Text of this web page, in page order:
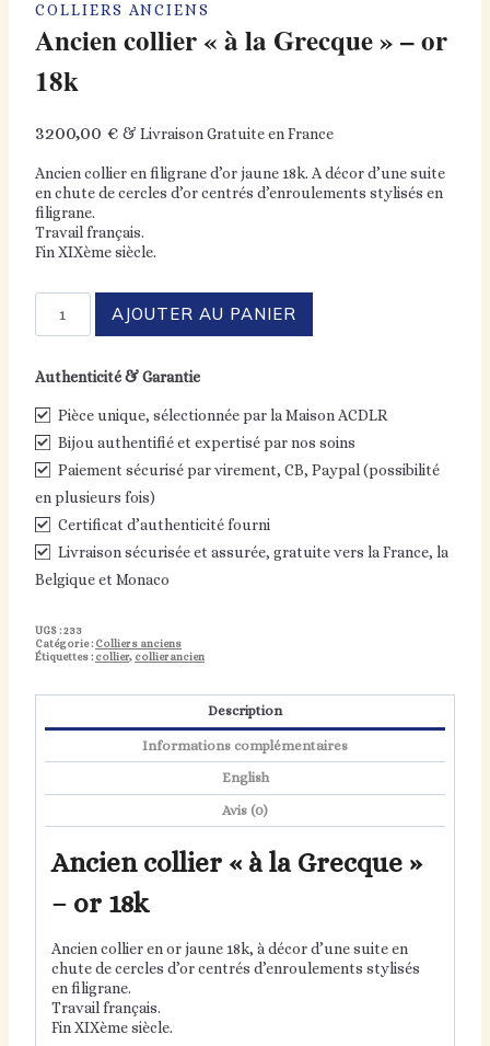
COLLIERS ANCIENS
Ancien collier « à la Grecque » – or
18k
3200,00 € & Livraison Gratuite en France
Ancien collier en filigrane d’or jaune 18k. A décor d’une suite
en chute de cercles d’or centrés d’enroulements stylisés en
filigrane.
Travail français.
Fin XIXème siècle.
Ancien
«
la
Grecque
»
-
or
18k
AJOUTER AU PANIER
Authenticité & Garantie
Pièce unique, sélectionnée par la Maison ACDLR
Bijou authentifié et expertisé par nos soins
Paiement sécurisé par virement, CB, Paypal (possibilité
en plusieurs fois)
Certificat d’authenticité fourni
Livraison sécurisée et assurée, gratuite vers la France, la
Belgique et Monaco
UGS :233
Catégorie : Colliers anciens
Étiquettes : collier, collierancien
Description
Informations complémentaires
English
Avis (0)
Ancien collier « à la Grecque »
– or 18k
Ancien collier en or jaune 18k, à décor d’une suite en
chute de cercles d’or centrés d’enroulements stylisés
en filigrane.
Travail français.
Fin XIXème siècle.